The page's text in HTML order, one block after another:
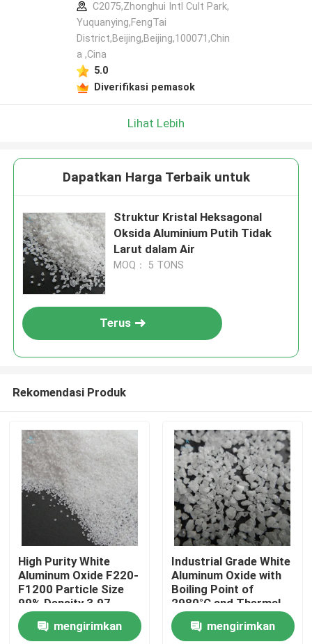
Produk
Tentang Kami
C2075,Zhonghui Intl Cult Park,
Yuquanying,FengTai
District,Beijing,Beijing,100071,Chin
a ,Cina
5.0
Diverifikasi pemasok
Lihat Lebih
Dapatkan Harga Terbaik untuk
Struktur Kristal Heksagonal
Oksida Aluminium Putih Tidak
Larut dalam Air
MOQ： 5 TONS
Terus
Rekomendasi Produk
High Purity White
Aluminum Oxide F220-
F1200 Particle Size
99% Density 3.97
G/cm3 for Thermal
Conductive Materials
mengirimkan
Industrial Grade White
Aluminum Oxide with
Boiling Point of
2980°C and Thermal
Conductivity of 30
W/mK mengirimkan